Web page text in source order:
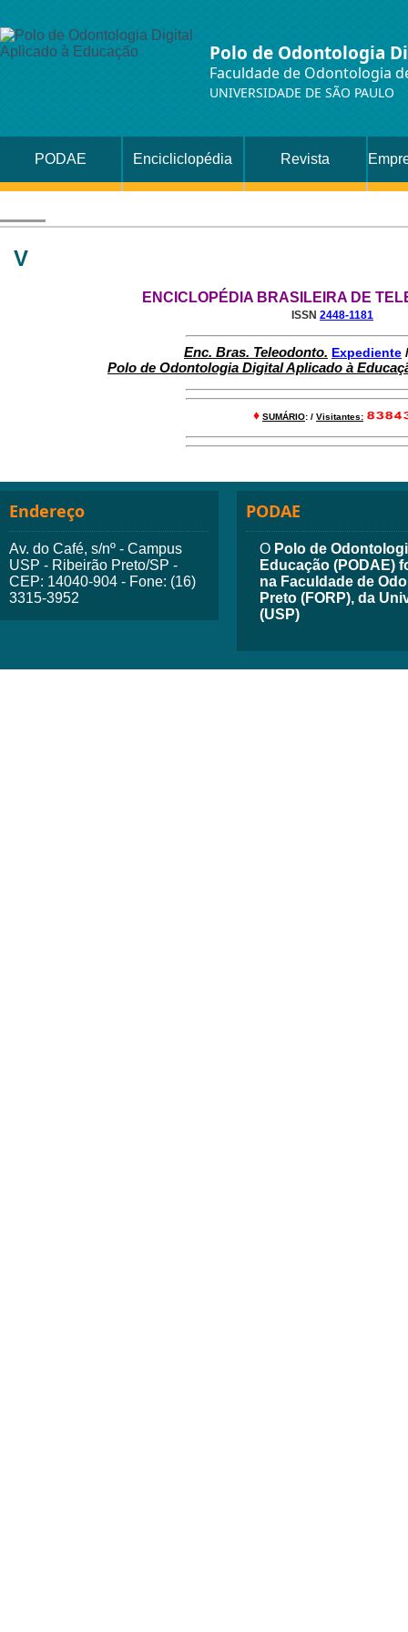
Polo de Odontologia
Faculdade de Odontologia
UNIVERSIDADE DE SÃO PAULO
PODAE Encicliclopédia Revista
V
ENCICLOPÉDIA BRASILEIRA DE
ISSN 2448-1181
Enc. Bras. Teleodonto. Expediente
Polo de Odontologia Digital Aplicado à
♦ SUMÁRIO: / Visitantes:
Endereço
Av. do Café, s/nº - Campus
USP - Ribeirão Preto/SP -
CEP: 14040-904 - Fone: (16)
3315-3952
PODAE
O Polo de
Educação (PODAE)
na Faculdade de
Preto (FORP), da
(USP)